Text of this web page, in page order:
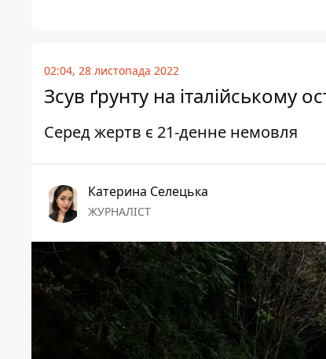
02:04, 28 листопада 2022
Зсув ґрунту на італійському
Серед жертв є 21-денне немовля
Катерина Селецька
ЖУРНАЛІСТ